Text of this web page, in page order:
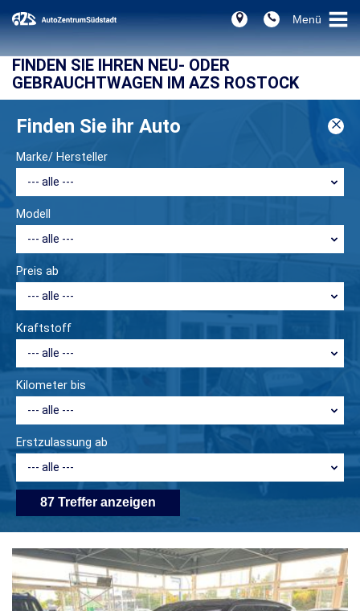
FINDEN SIE IHREN NEU- ODER
GEBRAUCHTWAGEN IM AZS ROSTOCK
Finden Sie ihr Auto
Marke/ Hersteller
Modell
Preis ab
Kraftstoff
Kilometer bis
Erstzulassung ab